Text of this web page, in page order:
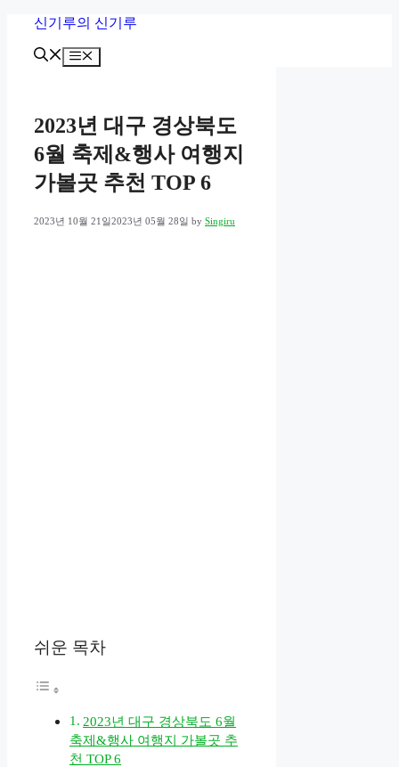
content
신기루의 신기루
Menu
2023년 대구 경상북도
6월 축제&행사 여행지
가볼곳 추천 TOP 6
2023년 10월 21일2023년 05월 28일 by Singiru
쉬운 목차
2023년 대구 경상북도 6월
축제&행사 여행지 가볼곳 추
천 TOP 6